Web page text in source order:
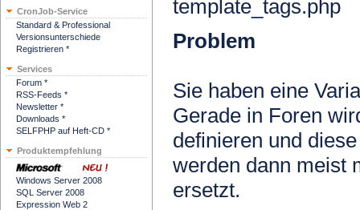
CronJob-Service
Standard & Professional
Versionsunterschiede
Registrieren *
Services
Forum *
RSS-Feeds *
Newsletter *
Downloads *
SELFPHP auf Heft-CD *
Produktempfehlung
Windows Server 2008
SQL Server 2008
Expression Web 2
template_tags.php
Problem
Sie haben eine
Gerade in Foren
definieren und
werden dann meist
ersetzt.